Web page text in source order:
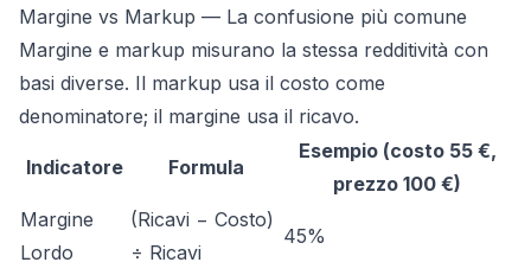
Margine vs Markup — La confusione più comune
Margine e markup misurano la stessa redditività con
basi diverse. Il markup usa il costo come
denominatore; il margine usa il ricavo.
Indicatore Formula
Esempio (costo 55 €,
prezzo 100 €)
Margine
Lordo
(Ricavi − Costo)
÷ Ricavi
45%